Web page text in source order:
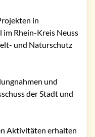
in
Rhein-Kreis Neuss
und Naturschutz
und
der Stadt und
Aktivitäten erhalten